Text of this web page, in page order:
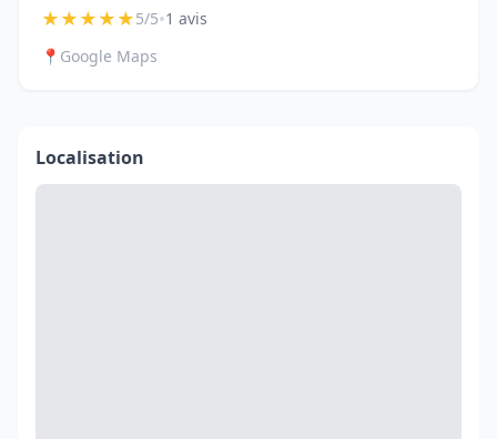
★★★★★5/5•1 avis
📍 Google Maps
Localisation